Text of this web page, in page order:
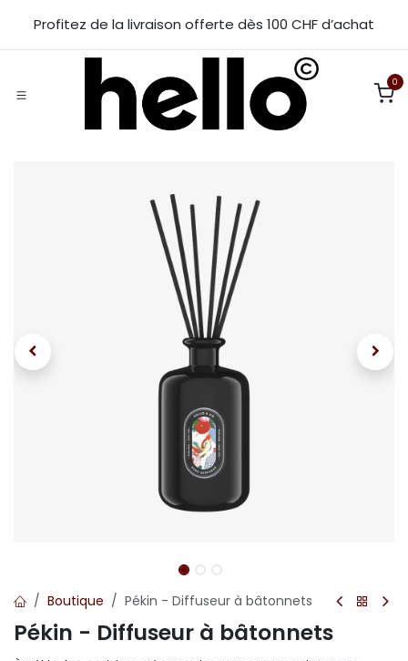
Profitez de la livraison offerte dès 100 CHF d’achat
0
Boutique Pékin - Diffuseur à bâtonnets
Pékin - Diffuseur à bâtonnets